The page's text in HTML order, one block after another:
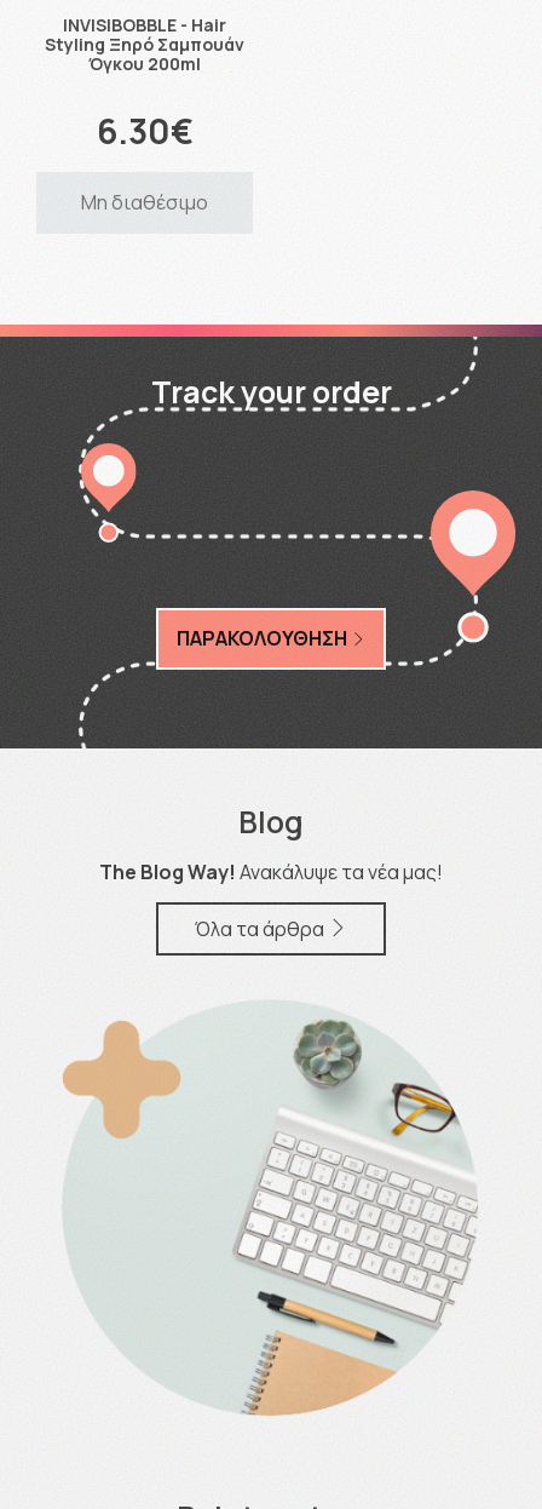
INVISIBOBBLE - Hair
Styling Ξηρό Σαμπουάν
Όγκου 200ml
6.30€
Μη διαθέσιμο
Track your order
ΠΑΡΑΚΟΛΟΥΘΗΣΗ
Blog
The Blog Way! Ανακάλυψε τα νέα μας!
Όλα τα άρθρα